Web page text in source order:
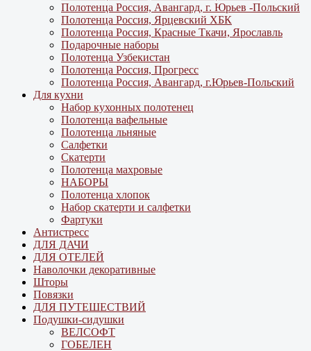
Полотенца Россия, Авангард, г. Юрьев -Польский
Полотенца Россия, Ярцевский ХБК
Полотенца Россия, Красные Ткачи, Ярославль
Подарочные наборы
Полотенца Узбекистан
Полотенца Россия, Прогресс
Полотенца Россия, Авангард, г.Юрьев-Польский
Для кухни
Набор кухонных полотенец
Полотенца вафельные
Полотенца льняные
Салфетки
Скатерти
Полотенца махровые
НАБОРЫ
Полотенца хлопок
Набор скатерти и салфетки
Фартуки
Антистресс
ДЛЯ ДАЧИ
ДЛЯ ОТЕЛЕЙ
Наволочки декоративные
Шторы
Повязки
ДЛЯ ПУТЕШЕСТВИЙ
Подушки-сидушки
ВЕЛСОФТ
ГОБЕЛЕН